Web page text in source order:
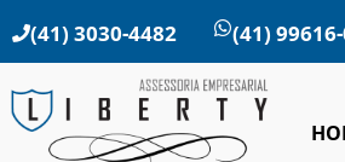
(41) 3030-4482 (41)